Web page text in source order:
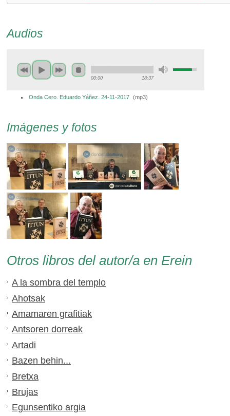
Audios
00:00 18:37
Onda Cero. Eduardo Yáñez. 24-11-2017 (mp3)
Imágenes y fotos
Otros libros del autor/a en Erein
A la sombra del templo
Ahotsak
Amamaren grafitiak
Antsoren dorreak
Artadi
Bazen behin...
Bretxa
Brujas
Egunsentiko argia